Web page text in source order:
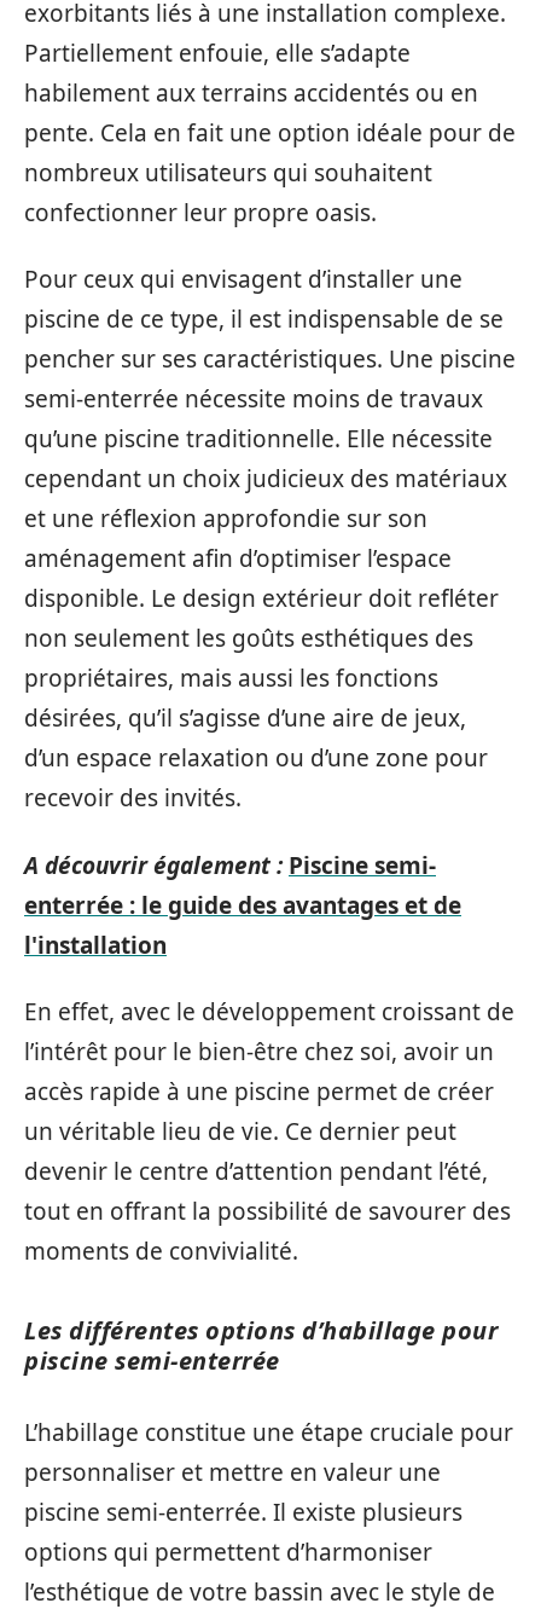
exorbitants liés à une installation complexe.
Partiellement enfouie, elle s’adapte
habilement aux terrains accidentés ou en
pente. Cela en fait une option idéale pour de
nombreux utilisateurs qui souhaitent
confectionner leur propre oasis.
Pour ceux qui envisagent d’installer une
piscine de ce type, il est indispensable de se
pencher sur ses caractéristiques. Une piscine
semi-enterrée nécessite moins de travaux
qu’une piscine traditionnelle. Elle nécessite
cependant un choix judicieux des matériaux
et une réflexion approfondie sur son
aménagement afin d’optimiser l’espace
disponible. Le design extérieur doit refléter
non seulement les goûts esthétiques des
propriétaires, mais aussi les fonctions
désirées, qu’il s’agisse d’une aire de jeux,
d’un espace relaxation ou d’une zone pour
recevoir des invités.
A découvrir également : Piscine semi-
enterrée : le guide des avantages et de
l'installation
En effet, avec le développement croissant de
l’intérêt pour le bien-être chez soi, avoir un
accès rapide à une piscine permet de créer
un véritable lieu de vie. Ce dernier peut
devenir le centre d’attention pendant l’été,
tout en offrant la possibilité de savourer des
moments de convivialité.
Les différentes options d’habillage pour
piscine semi-enterrée
L’habillage constitue une étape cruciale pour
personnaliser et mettre en valeur une
piscine semi-enterrée. Il existe plusieurs
options qui permettent d’harmoniser
l’esthétique de votre bassin avec le style de